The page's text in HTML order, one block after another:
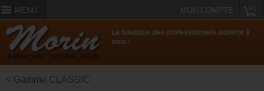
MENU MON COMPTE
La boutique des professionnels ouverte à
tous !
< Gamme CLASSIC